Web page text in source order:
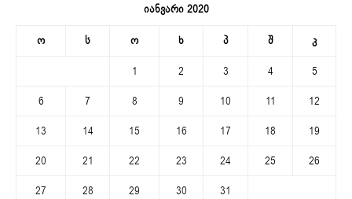
იანვარი 2020
ო ს ო ხ პ შ კ
1 2 3 4
5
6
7 8 9 10 11
12
13
14 15 16 17 18
19
20
21 22 23 24 25
26
27
28 29 30
31